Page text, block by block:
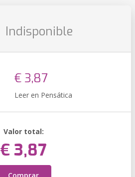
Indisponible
€ 3,87
Leer en Pensática
Valor total:
€ 3,87